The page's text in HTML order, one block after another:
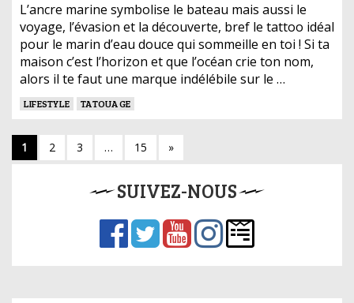
L’ancre marine symbolise le bateau mais aussi le
voyage, l’évasion et la découverte, bref le tattoo idéal
pour le marin d’eau douce qui sommeille en toi ! Si ta
maison c’est l’horizon et que l’océan crie ton nom,
alors il te faut une marque indélébile sur le …
LIFESTYLE TATOUAGE
1 2 3 … 15 »
SUIVEZ-NOUS